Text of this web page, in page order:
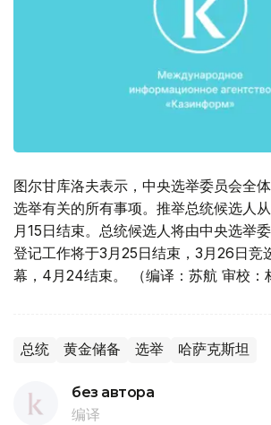
图尔甘库洛夫表示，中央选举委员会全
选举有关的所有事项。推举总统候选人
月15日结束。总统候选人将由中央选举
登记工作将于3月25日结束，3月26日竞
幕，4月24结束。 （编译：苏航 审校：
总统 黄金储备 选举 哈萨克斯坦
без автора
编译